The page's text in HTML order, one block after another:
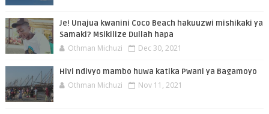
Je! Unajua kwanini Coco Beach hakuuzwi mishikaki ya
Samaki? Msikilize Dullah hapa
Othman Michuzi Dec 30, 2021
Hivi ndivyo mambo huwa katika Pwani ya Bagamoyo
Othman Michuzi Nov 11, 2021